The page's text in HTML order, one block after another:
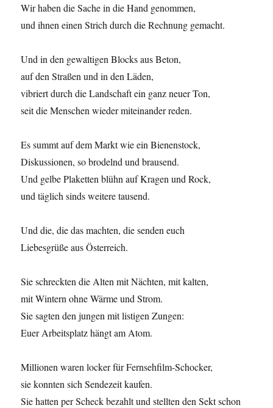
Wir haben die Sache in die Hand genommen,
und ihnen einen Strich durch die Rechnung gemacht.
Und in den gewaltigen Blocks aus Beton,
auf den Straßen und in den Läden,
vibriert durch die Landschaft ein ganz neuer Ton,
seit die Menschen wieder miteinander reden.
Es summt auf dem Markt wie ein Bienenstock,
Diskussionen, so brodelnd und brausend.
Und gelbe Plaketten blühn auf Kragen und Rock,
und täglich sinds weitere tausend.
Und die, die das machten, die senden euch
Liebesgrüße aus Österreich.
Sie schreckten die Alten mit Nächten, mit kalten,
mit Wintern ohne Wärme und Strom.
Sie sagten den jungen mit listigen Zungen:
Euer Arbeitsplatz hängt am Atom.
Millionen waren locker für Fernsehfilm-Schocker,
sie konnten sich Sendezeit kaufen.
Sie hatten per Scheck bezahlt und stellten den Sekt schon